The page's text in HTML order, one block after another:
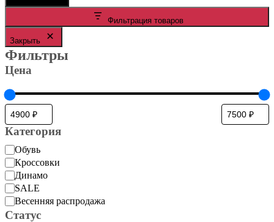
Фильтрация товаров
Закрыть
Фильтры
Цена
Категория
Категория
Обувь
Кроссовки
Динамо
SALE
Весенняя распродажа
Статус